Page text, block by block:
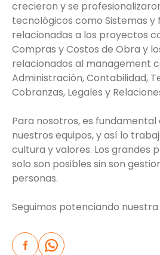
crecieron y se
tecnológicos como Sistemas y
relacionadas a los proyectos
Compras y Costos de Obra y
relacionados al management
Administración, Contabilidad,
Cobranzas, Legales y
Para nosotros, es
nuestros equipos, y así lo
cultura y valores. Los grandes
solo son posibles sin son
personas.
Seguimos potenciando